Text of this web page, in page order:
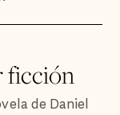
ficción
de Daniel